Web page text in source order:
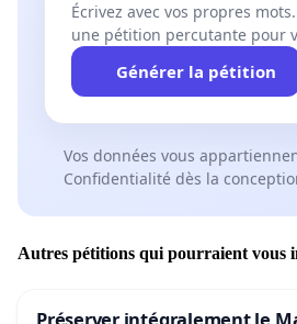
Écrivez avec vos propres
une pétition percutante pour
Générer la pétition
Vos données vous
Confidentialité dès la
Autres pétitions qui pourraient vous
Préserver intégralement le